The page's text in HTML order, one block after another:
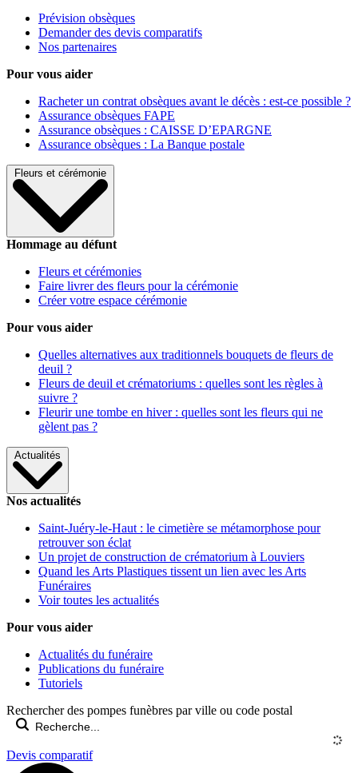
Prévision obsèques
Demander des devis comparatifs
Nos partenaires
Pour vous aider
Racheter un contrat obsèques avant le décès : est-ce possible ?
Assurance obsèques FAPE
Assurance obsèques : CAISSE D’EPARGNE
Assurance obsèques : La Banque postale
Fleurs et cérémonie
Hommage au défunt
Fleurs et cérémonies
Faire livrer des fleurs pour la cérémonie
Créer votre espace cérémonie
Pour vous aider
Quelles alternatives aux traditionnels bouquets de fleurs de
deuil ?
Fleurs de deuil et crématoriums : quelles sont les règles à
suivre ?
Fleurir une tombe en hiver : quelles sont les fleurs qui ne
gèlent pas ?
Actualités
Nos actualités
Saint-Juéry-le-Haut : le cimetière se métamorphose pour
retrouver son éclat
Un projet de construction de crématorium à Louviers
Quand les Arts Plastiques tissent un lien avec les Arts
Funéraires
Voir toutes les actualités
Pour vous aider
Actualités du funéraire
Publications du funéraire
Tutoriels
Rechercher des pompes funèbres par ville ou code postal
Devis comparatif